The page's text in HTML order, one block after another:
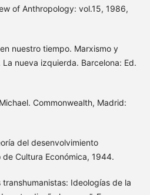
of Anthropology: vol.15, 1986,
nuestro tiempo. Marxismo y
nueva izquierda. Barcelona: Ed.
Commonwealth, Madrid:
del desenvolvimiento
Cultura Económica, 1944.
transhumanistas: Ideologías de la